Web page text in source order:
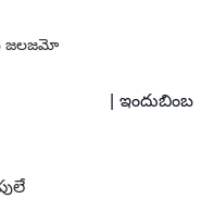
జలజమో
| ఇందుబింబ